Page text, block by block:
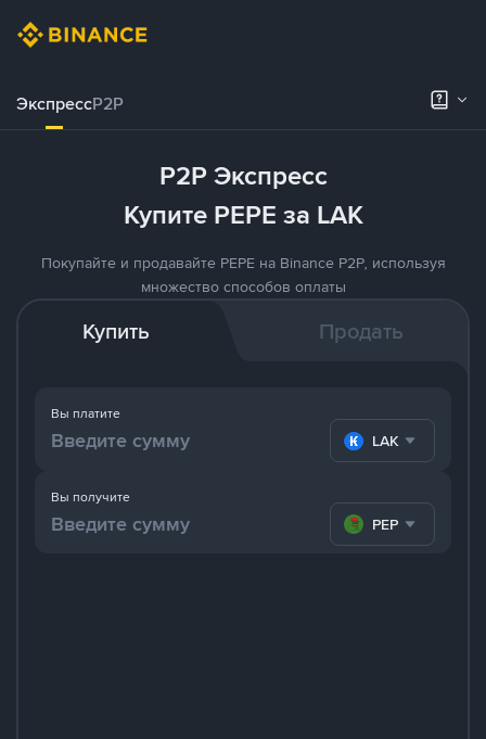
ЭкспрессP2P
P2P Экспресс
Купите PEPE за LAK
Покупайте и продавайте PEPE на Binance P2P, используя
множество способов оплаты
Купить Продать
Вы платите
LAK
Вы получите
PEPE